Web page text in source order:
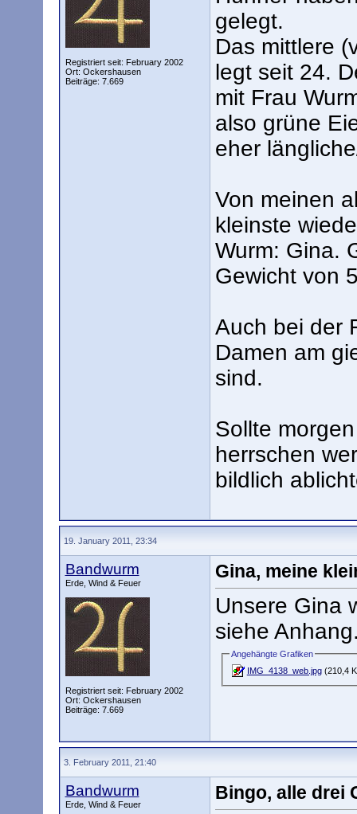
Registriert seit: February 2002
Ort: Ockershausen
Beiträge: 7.669
gelegt.
Das mittlere
legt seit 24.
mit Frau
also grüne
eher
Von meinen
kleinste
Wurm: Gina.
Gewicht von
Auch bei der
Damen am
sind.
Sollte
herrschen
bildlich
19. January 2011, 23:34
Bandwurm
Erde, Wind & Feuer
Registriert seit: February 2002
Ort: Ockershausen
Beiträge: 7.669
Gina, meine
Unsere Gina
siehe
Angehängte Grafiken
IMG_4138_web.jpg(210,4
3. February 2011, 21:40
Bandwurm
Erde, Wind & Feuer
Bingo, alle drei